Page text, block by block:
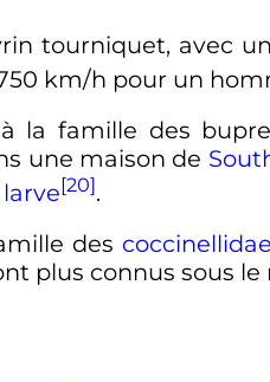
tourniquet, avec
km/h pour un
la famille des
une maison de
larve[20].
des coccinellidae
plus connus sous